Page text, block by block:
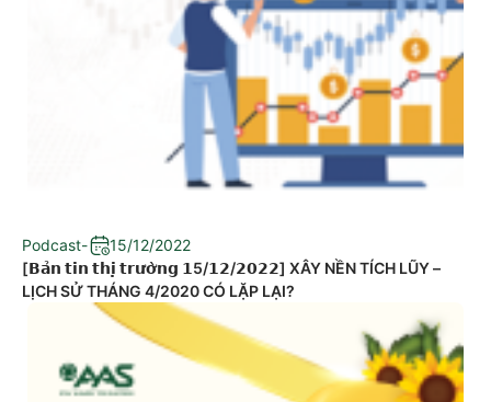
Podcast-
15/12/2022
[𝗕𝗮̉𝗻 𝘁𝗶𝗻 𝘁𝗵𝗶̣ 𝘁𝗿𝘂̛𝗼̛̀𝗻𝗴 𝟭5/𝟭𝟮/𝟮𝟬𝟮𝟮] XÂY NỀN TÍCH LŨY –
LỊCH SỬ THÁNG 4/2020 CÓ LẶP LẠI?